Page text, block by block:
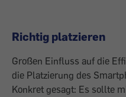
Richtig platzieren
Großen Einfluss auf die
die Platzierung des
Konkret gesagt: Es sollte